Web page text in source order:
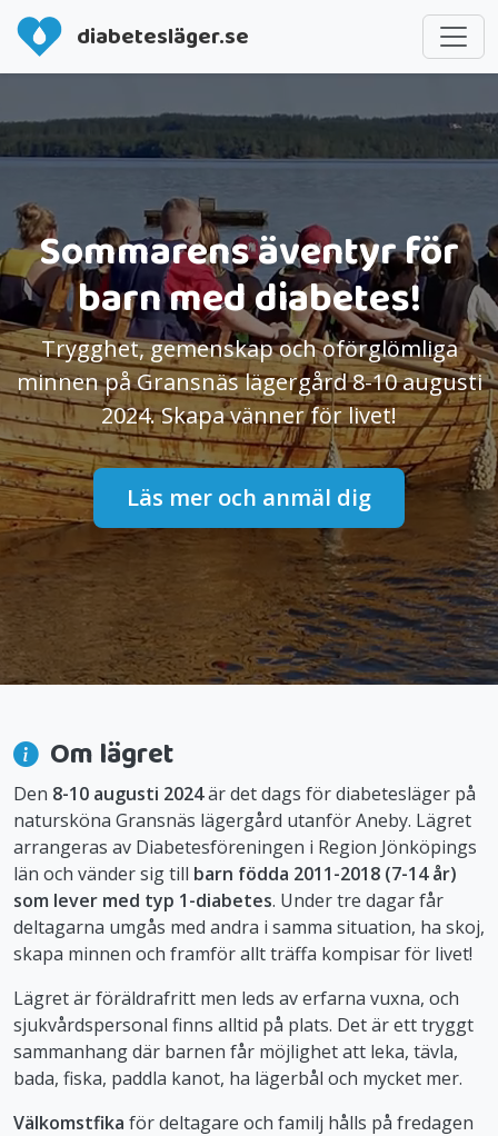
diabetesläger.se
Sommarens äventyr för
barn med diabetes!
Trygghet, gemenskap och oförglömliga
minnen på Gransnäs lägergård 8-10 augusti
2024. Skapa vänner för livet!
Läs mer och anmäl dig
Om lägret
Den 8-10 augusti 2024är det dags för diabetesläger på
natursköna Gransnäs lägergård utanför Aneby. Lägret
arrangeras av Diabetesföreningen i Region Jönköpings
län och vänder sig till barn födda 2011-2018 (7-14 år)
som lever med typ 1-diabetes. Under tre dagar får
deltagarna umgås med andra i samma situation, ha skoj,
skapa minnen och framför allt träffa kompisar för livet!
Lägret är föräldrafritt men leds av erfarna vuxna, och
sjukvårdspersonal finns alltid på plats. Det är ett tryggt
sammanhang där barnen får möjlighet att leka, tävla,
bada, fiska, paddla kanot, ha lägerbål och mycket mer.
Välkomstfika för deltagare och familj hålls på fredagen